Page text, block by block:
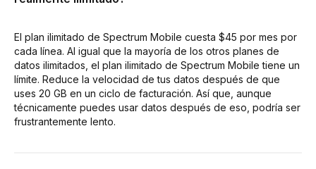
El plan ilimitado de Spectrum Mobile cuesta $45 por mes por
cada línea. Al igual que la mayoría de los otros planes de
datos ilimitados, el plan ilimitado de Spectrum Mobile tiene un
límite. Reduce la velocidad de tus datos después de que
uses 20 GB en un ciclo de facturación. Así que, aunque
técnicamente puedes usar datos después de eso, podría ser
frustrantemente lento.